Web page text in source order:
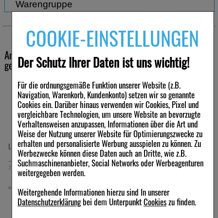
COOKIE-EINSTELLUNGEN
Der Schutz Ihrer Daten ist uns wichtig!
Für die ordnungsgemäße Funktion unserer Website (z.B.
Navigation, Warenkorb, Kundenkonto) setzen wir so genannte
Cookies ein. Darüber hinaus verwenden wir Cookies, Pixel und
vergleichbare Technologien, um unsere Website an bevorzugte
Verhaltensweisen anzupassen, Informationen über die Art und
Weise der Nutzung unserer Website für Optimierungszwecke zu
erhalten und personalisierte Werbung ausspielen zu können. Zu
Werbezwecke können diese Daten auch an Dritte, wie z.B.
Suchmaschinenanbieter, Social Networks oder Werbeagenturen
weitergegeben werden.
Weitergehende Informationen hierzu sind In unserer
Datenschutzerklärungbei dem UnterpunktCookieszu finden.
Warengruppe
Andere Kunden haben ebenfalls folgende Produkte
gekauft
LEUKOSILK 2,5 cmx5 m
1 Pflaster
9,76 €
inkl. MwSt zzgl.
NASENSPRAY-ratiopharm
Erwachsene kons.frei
15ml Nasenspray
UVP: 7,50 €³
inkl. MwSt zzgl.Versand
252,67 €pro 1 l
-49,5%